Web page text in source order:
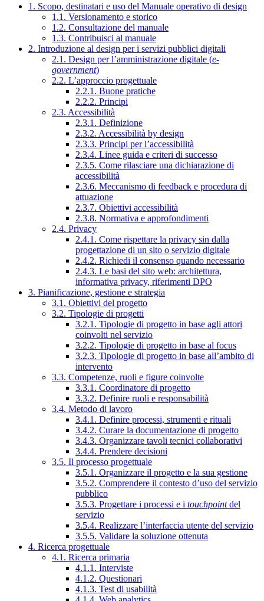
1. Scopo, destinatari e uso del Manuale operativo di design
1.1. Versionamento e storico
1.2. Consultazione del manuale
1.3. Contribuisci al manuale
2. Introduzione al design per i servizi pubblici digitali
2.1. Design per l’amministrazione digitale (e-
government)
2.2. L’approccio progettuale
2.2.1. Buone pratiche
2.2.2. Principi
2.3. Accessibilità
2.3.1. Definizione
2.3.2. Accessibilità by design
2.3.3. Principi per l’accessibilità
2.3.4. Linee guida e criteri di successo
2.3.5. Come rilasciare una dichiarazione di
accessibilità
2.3.6. Meccanismo di feedback e procedura di
attuazione
2.3.7. Obiettivi accessibilità
2.3.8. Normativa e approfondimenti
2.4. Privacy
2.4.1. Come rispettare la privacy sin dalla
progettazione di un sito o servizio digitale
2.4.2. Richiedi il consenso quando necessario
2.4.3. Le basi del sito web: architettura,
informativa privacy, riferimenti DPO
3. Pianificazione, gestione e strategia
3.1. Obiettivi del progetto
3.2. Tipologie di progetti
3.2.1. Tipologie di progetto in base agli attori
coinvolti nel servizio
3.2.2. Tipologie di progetto in base al focus
3.2.3. Tipologie di progetto in base all’ambito di
intervento
3.3. Competenze, ruoli e figure coinvolte
3.3.1. Coordinatore di progetto
3.3.2. Definire ruoli e responsabilità
3.4. Metodo di lavoro
3.4.1. Definire processi, strumenti e rituali
3.4.2. Curare la documentazione di progetto
3.4.3. Organizzare tavoli tecnici collaborativi
3.4.4. Prendere decisioni
3.5. Il processo progettuale
3.5.1. Organizzare il progetto e la sua gestione
3.5.2. Comprendere il contesto d’uso del servizio
pubblico
3.5.3. Progettare i processi e i touchpointdel
servizio
3.5.4. Realizzare l’interfaccia utente del servizio
3.5.5. Validare la soluzione ottenuta
4. Ricerca progettuale
4.1. Ricerca primaria
4.1.1. Interviste
4.1.2. Questionari
4.1.3. Test di usabilità